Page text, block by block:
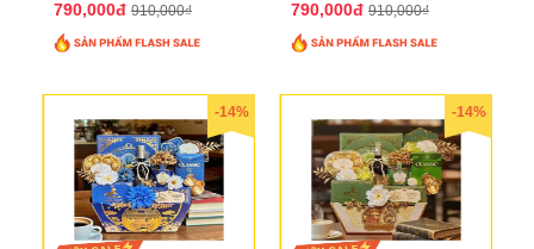
790,000đ 910,000₫ 790,000đ 910,000₫
-14% -14%